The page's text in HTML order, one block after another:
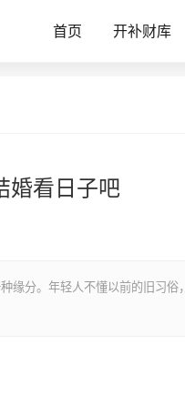
首页 开补财库
婚看日子吧
缘分。年轻人不懂以前的旧习